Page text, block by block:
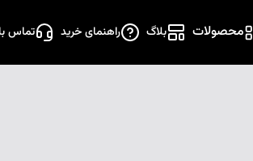
محصولات بلاگ راهنمای خرید تماس